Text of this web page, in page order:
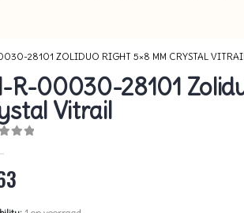
28101 ZOLIDUO RIGHT 5×8 MM CRYSTAL
R-00030-28101
Vitrail